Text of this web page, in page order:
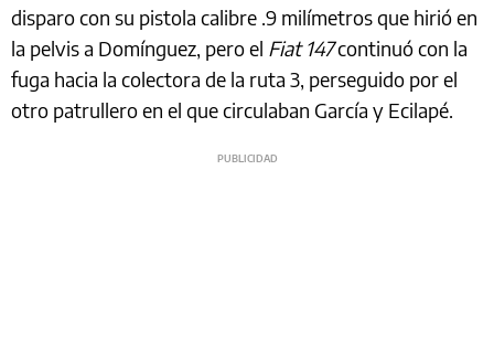
disparo con su pistola calibre .9 milímetros que hirió en
la pelvis a Domínguez, pero el Fiat 147continuó con la
fuga hacia la colectora de la ruta 3, perseguido por el
otro patrullero en el que circulaban García y Ecilapé.